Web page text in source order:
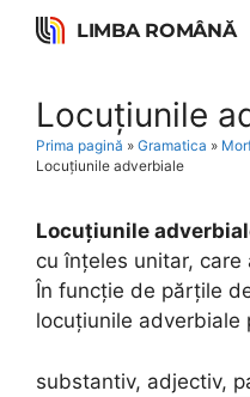
Skip
LIMBA ROMÂNĂ
Locuțiunile
Prima pagină » Gramatica »
Locuțiunile adverbiale
Locuțiunile
cu înțeles unitar,
În funcție de părțile
locuțiunile adverbiale
substantiv, adjectiv,